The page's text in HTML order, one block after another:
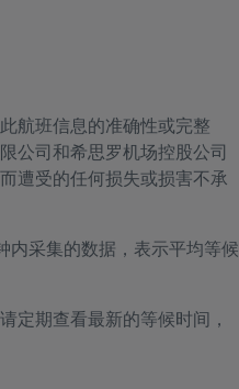
航班信息的准确性或完整
公司和希思罗机场控股公司
遭受的任何损失或损害不承
内采集的数据，表示平均等候
定期查看最新的等候时间，